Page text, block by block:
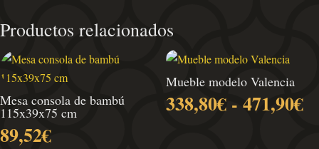
Productos relacionados
Mesa consola de bambú
115x39x75 cm
89,52€
Mueble modelo Valencia
338,80€ - 471,90€